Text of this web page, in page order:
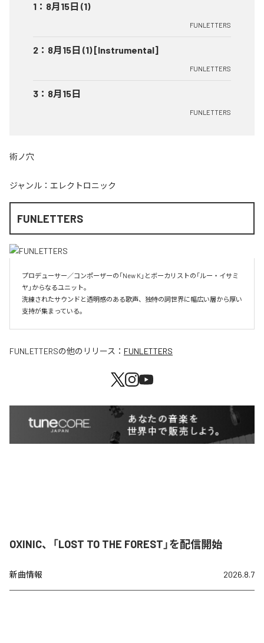
1 ： 8月15日 (1)
FUNLETTERS
2 ： 8月15日 (1) [Instrumental]
FUNLETTERS
3 ： 8月15日
FUNLETTERS
術ノ穴
ジャンル： エレクトロニック
FUNLETTERS
プロデューサー／コンポーザーの「New K」とボーカリストの「ルー・イサミ
ヤ」からなるユニット。
洗練されたサウンドと透明感のある歌声、独特の詞世界に幅広い層から厚い
支持が集まっている。
FUNLETTERSの他のリリース： FUNLETTERS
OXINIC、「LOST TO THE FOREST」を配信開始
新曲情報 2026.8.7